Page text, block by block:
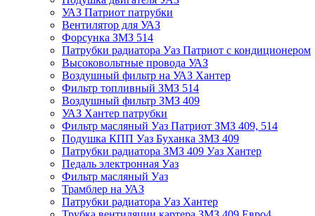
УАЗ Патриот патрубки
Вентилятор для УАЗ
Форсунка ЗМЗ 514
Патрубки радиатора Уаз Патриот с кондиционером
Высоковольтные провода УАЗ
Воздушный фильтр на УАЗ Хантер
Фильтр топливный ЗМЗ 514
Воздушный фильтр ЗМЗ 409
УАЗ Хантер патрубки
Фильтр масляный Уаз Патриот ЗМЗ 409, 514
Подушка КПП Уаз Буханка ЗМЗ 409
Патрубки радиатора ЗМЗ 409 Уаз Хантер
Педаль электронная Уаз
Фильтр масляный Уаз
Трамблер на УАЗ
Патрубки радиатора Уаз Хантер